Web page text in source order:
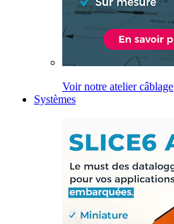
Voir notre atelier câblage
Systèmes